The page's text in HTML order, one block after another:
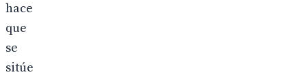
hace
que
se
sitúe